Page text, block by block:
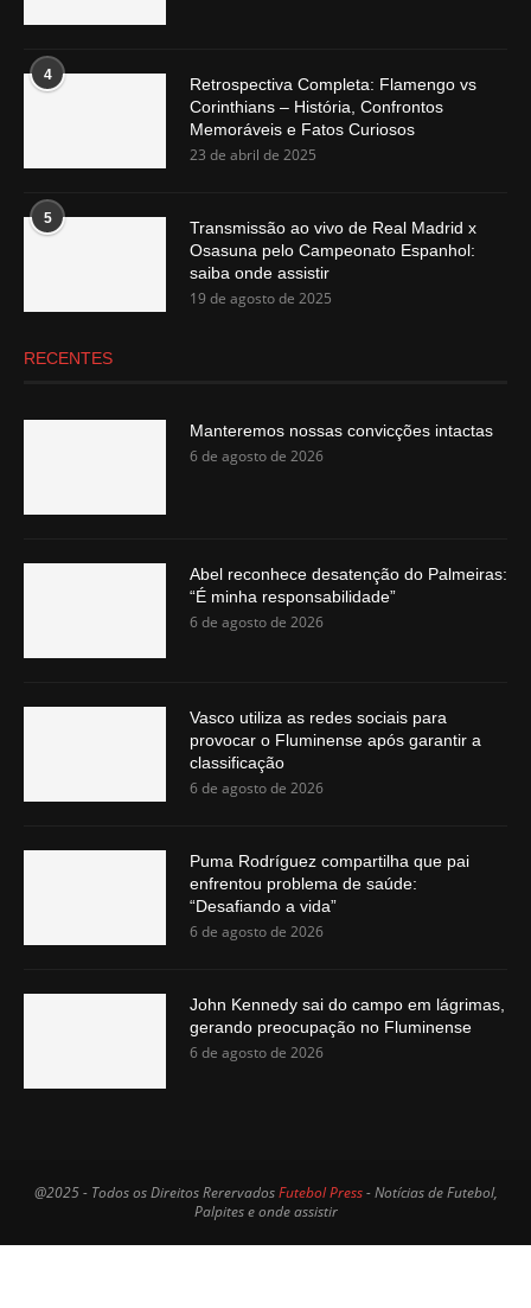
4
Retrospectiva Completa: Flamengo vs
Corinthians – História, Confrontos
Memoráveis e Fatos Curiosos
23 de abril de 2025
5
Transmissão ao vivo de Real Madrid x
Osasuna pelo Campeonato Espanhol:
saiba onde assistir
19 de agosto de 2025
RECENTES
Manteremos nossas convicções intactas
6 de agosto de 2026
Abel reconhece desatenção do Palmeiras:
“É minha responsabilidade”
6 de agosto de 2026
Vasco utiliza as redes sociais para
provocar o Fluminense após garantir a
classificação
6 de agosto de 2026
Puma Rodríguez compartilha que pai
enfrentou problema de saúde:
“Desafiando a vida”
6 de agosto de 2026
John Kennedy sai do campo em lágrimas,
gerando preocupação no Fluminense
6 de agosto de 2026
@2025 - Todos os Direitos RerervadosFutebol Press- Notícias de Futebol,
Palpites e onde assistir